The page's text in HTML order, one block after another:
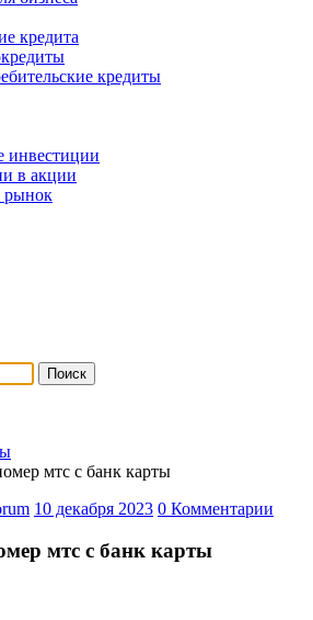
кредита
кредиты
инвестиции
в акции
мтс с банк карты
10 декабря 2023 0 Комментарии
мтс с банк карты